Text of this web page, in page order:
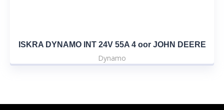
ISKRA DYNAMO INT 24V 55A 4 oor JOHN DEERE
Dynamo